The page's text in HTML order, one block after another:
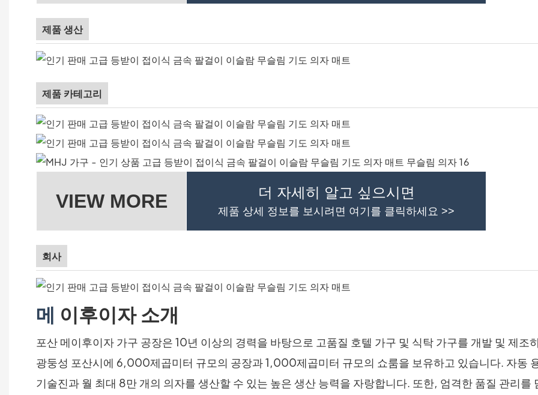
제품 생산
제품 카테고리
VIEW MORE 더 자세히 알고 싶으시면
제품 상세 정보를 보시려면 여기를 클릭하세요 >>
회사
메 이후이자 소개
포산 메이후이자 가구 공장은 10년 이상의 경력을 바탕으로 고품질 호텔 가구 및 식탁 가구를 개발 및 제조
광둥성 포산시에 6,000제곱미터 규모의 공장과 1,000제곱미터 규모의 쇼룸을 보유하고 있습니다. 자동
기술진과 월 최대 8만 개의 의자를 생산할 수 있는 높은 생산 능력을 자랑합니다. 또한, 엄격한 품질 관리